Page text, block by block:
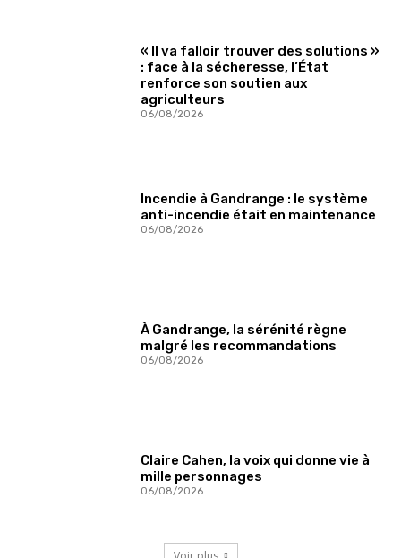
« Il va falloir trouver des solutions »
: face à la sécheresse, l’État
renforce son soutien aux
agriculteurs
06/08/2026
Incendie à Gandrange : le système
anti-incendie était en maintenance
06/08/2026
À Gandrange, la sérénité règne
malgré les recommandations
06/08/2026
Claire Cahen, la voix qui donne vie à
mille personnages
06/08/2026